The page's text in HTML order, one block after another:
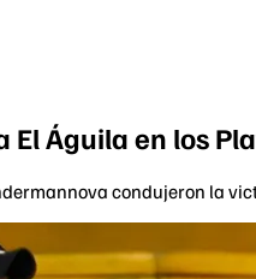
Águila en los
condujeron la